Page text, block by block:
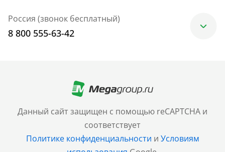
Данный сайт защищен с помощью reCAPTCHA и
соответствует
Политике конфиденциальности и Условиям
Россия (звонок бесплатный)
8 800 555-63-42
+7 (499) 705-30-10
Санкт-Петербург
+7 (812) 600-77-33
Барнаул